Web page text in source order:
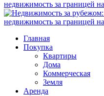
Главная
Покупка
Квартиры
Дома
Коммерческая
Земля
Аренда